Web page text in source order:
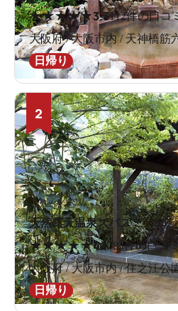
★★★★★3.3112件の口コ
大阪府 / 大阪市内 / 天神橋筋
日帰り
2
天然露天温泉スパスミノエ
★★★★★4.1283件の口コ
大阪府 / 大阪市内 / 住之江公
日帰り